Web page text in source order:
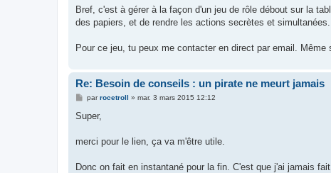
Bref, c'est à gérer à la façon d'un jeu de rôle débout sur la
des papiers, et de rendre les actions secrètes et
Pour ce jeu, tu peux me contacter en direct par email.
Re: Besoin de conseils : un pirate ne meurt jamais
M
s
s
g
parrocetroll » mar. 3 mars 2015 12:12
Super,
merci pour le lien, ça va m'être utile.
Donc on fait en instantané pour la fin. C'est que j'ai jamais